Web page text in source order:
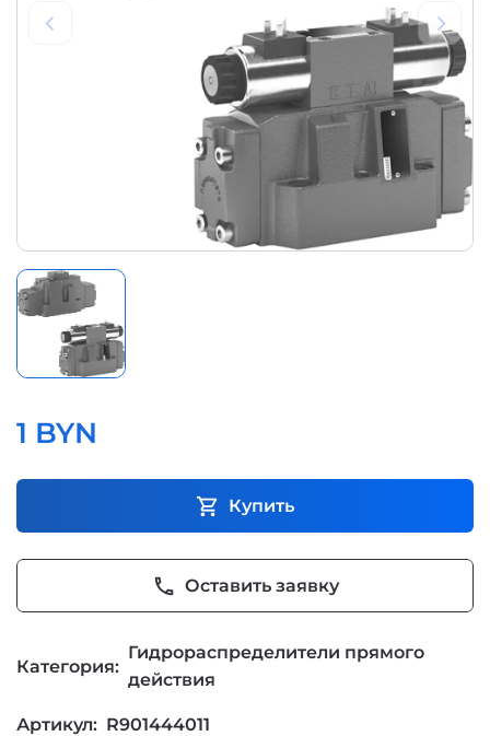
1 BYN
shopping_cart Купить
phone Оставить заявку
Категория:
Гидрораспределители прямого
действия
Артикул: R901444011